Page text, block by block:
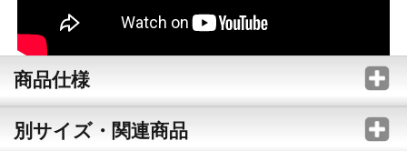
商品仕様
別サイズ・関連商品